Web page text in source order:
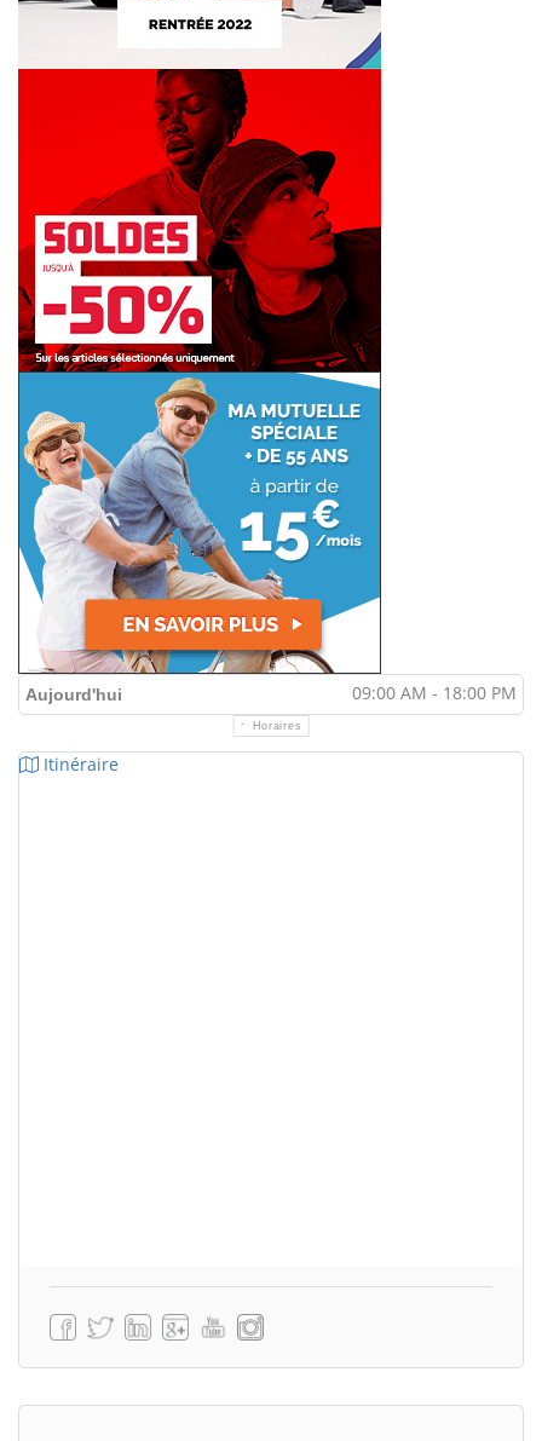
Aujourd'hui 09:00 AM - 18:00 PM
Horaires
Itinéraire